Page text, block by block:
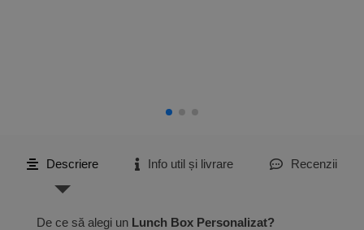
Descriere Info util și livrare Recenzii
De ce să alegi un Lunch Box Personalizat?